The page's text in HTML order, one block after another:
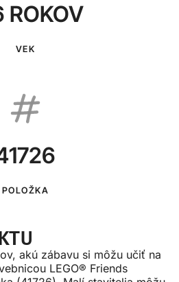
VEK
POLOŽKA
akú zábavu si môžu učiť na
LEGO® Friends